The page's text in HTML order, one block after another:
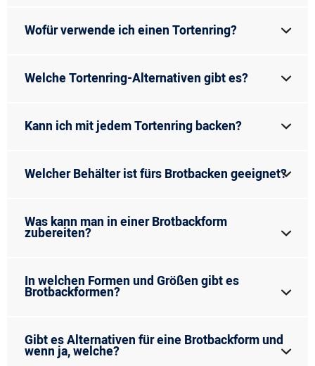
Wofür verwende ich einen Tortenring?
Welche Tortenring-Alternativen gibt es?
Kann ich mit jedem Tortenring backen?
Welcher Behälter ist fürs Brotbacken geeignet?
Was kann man in einer Brotbackform
zubereiten?
In welchen Formen und Größen gibt es
Brotbackformen?
Gibt es Alternativen für eine Brotbackform und
wenn ja, welche?